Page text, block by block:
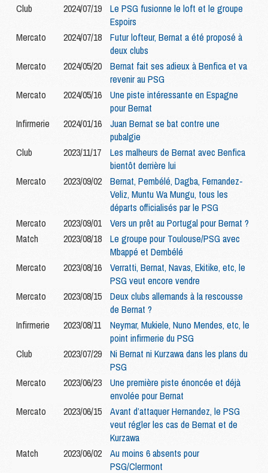
Club
2024/07/19
Le PSG fusionne le loft et le groupe
Espoirs
Mercato
2024/07/18
Futur lofteur, Bernat a été proposé à
deux clubs
Mercato
2024/05/20
Bernat fait ses adieux à Benfica et va
revenir au PSG
Mercato
2024/05/16
Une piste intéressante en Espagne
pour Bernat
Infirmerie
2024/01/16
Juan Bernat se bat contre une
pubalgie
Club
2023/11/17
Les malheurs de Bernat avec Benfica
bientôt derrière lui
Mercato
2023/09/02
Bernat, Pembélé, Dagba, Fernandez-
Veliz, Muntu Wa Mungu, tous les
départs officialisés par le PSG
Mercato
2023/09/01
Vers un prêt au Portugal pour Bernat ?
Match
2023/08/18
Le groupe pour Toulouse/PSG avec
Mbappé et Dembélé
Mercato
2023/08/16
Verratti, Bernat, Navas, Ekitike, etc, le
PSG veut encore vendre
Mercato
2023/08/15
Deux clubs allemands à la rescousse
de Bernat ?
Infirmerie
2023/08/11
Neymar, Mukiele, Nuno Mendes, etc, le
point infirmerie du PSG
Club
2023/07/29
Ni Bernat ni Kurzawa dans les plans du
PSG
Mercato
2023/06/23
Une première piste énoncée et déjà
envolée pour Bernat
Mercato
2023/06/15
Avant d’attaquer Hernandez, le PSG
veut régler les cas de Bernat et de
Kurzawa
Match
2023/06/02
Au moins 6 absents pour
PSG/Clermont